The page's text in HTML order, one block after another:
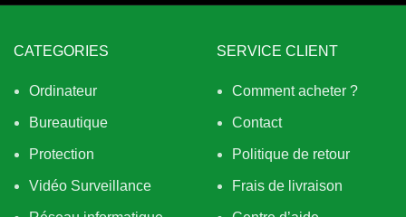
CATEGORIES
Ordinateur
Bureautique
Protection
Vidéo Surveillance
SERVICE CLIENT
Comment acheter ?
Contact
Politique de retour
Frais de livraison